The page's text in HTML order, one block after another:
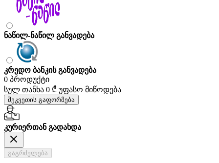
ნაწილ-ნაწილ განვადება
კრედო ბანკის განვადება
0 პროდუქტი
სულ თანხა 0 ₾ უფასო მიწოდება
შეკვეთის გაფორმება
კურიერთან გადახდა
გაგრძელება